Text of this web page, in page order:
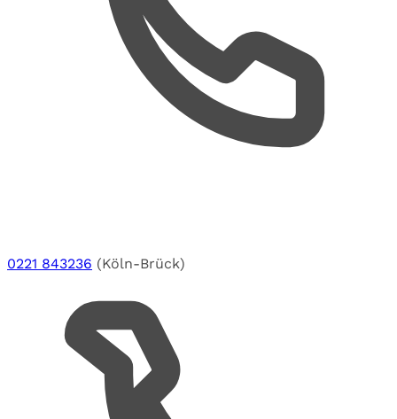
0221 843236 (Köln-Brück)